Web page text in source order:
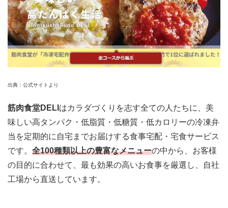
出典：公式サイトより
筋肉食堂DELI はカラダづくりを志す全ての人たちに、美
味しい高タンパク・低脂質・低糖質・低カロリーの冷凍弁
当を定期的に自宅までお届けする食事宅配・宅食サービス
です。 全100種類以上の豊富なメニューの中から、お客様
の目的に合わせて、最も効果の高いお食事を厳選し、自社
工場から直送しています。